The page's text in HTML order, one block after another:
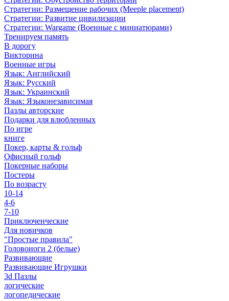
Стратегии: Размещение рабочих (Meeple placement)
Стратегии: Развитие цивилизации
Стратегии: Wargame (Военные с миниатюрами)
Тренируем память
В дорогу
Викторина
Военные игры
Язык: Английский
Язык: Русский
Язык: Украинский
Язык: Языконезависимая
Пазлы авторские
Подарки для влюбленных
По игре
книге
Покер, карты & гольф
Офисный гольф
Покерные наборы
Постеры
По возрасту
10-14
4-6
7-10
Приключенческие
Для новичков
"Простые правила"
Головоноги 2 (белые)
Развивающие
Развивающие Игрушки
3d Пазлы
логические
логопедические